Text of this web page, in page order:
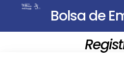
Bolsa de